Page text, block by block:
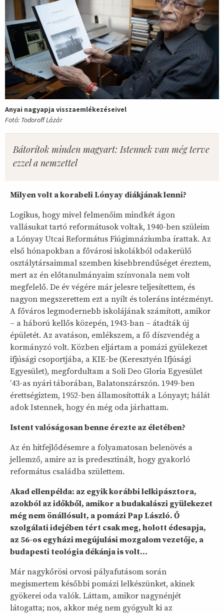
Anyai nagyapja visszaemlékezéseivel
Fotó: Todoroff Lázár
Bátorítok minden magyart: Istennek van még terve
ezzel a nemzettel
Milyen volt a korabeli Lónyay diákjának lenni?
Logikus, hogy mivel felmenőim mindkét ágon
vallásukat tartó reformátusok voltak, 1940-ben szüleim
a Lónyay Utcai Református Fiúgimnáziumba írattak. Az
első hónapokban a fővárosi iskolákból odakerülő
osztálytársaimmal szemben kisebbrendűséget éreztem,
mert az én előtanulmányaim színvonala nem volt
megfelelő. De év végére már jelesre teljesítettem, és
nagyon megszerettem ezt a nyílt és toleráns intézményt.
A főváros legmodernebb iskolájának számított, amikor
– a háború kellős közepén, 1943-ban – átadták új
épületét. Az avatáson, emlékszem, a fő díszvendég a
kormányzó volt. Közben eljártam a pomázi gyülekezet
ifjúsági csoportjába, a KIE-be (Keresztyén Ifjúsági
Egyesület), megfordultam a Soli Deo Gloria Egyesület
’43-as nyári táborában, Balatonszárszón. 1949-ben
érettségiztem, 1952-ben államosították a Lónyayt; hálát
adok Istennek, hogy én még oda járhattam.
Istent valóságosan benne érezte az életében?
Az én hitfejlődésemre a folyamatosan belenövés a
jellemző, amire az is predesztinált, hogy gyakorló
református családba születtem.
Akad ellenpélda: az egyik korábbi lelkipásztora,
azokból az időkből, amikor a budakalászi gyülekezet
még nem önállósult, a pomázi Pap László. Ő
szolgálati idejében tért csak meg, holott édesapja,
az 56-os egyházi megújulási mozgalom vezetője, a
budapesti teológia dékánja is volt…
Már nagykőrösi orvosi pályafutásom során
megismertem későbbi pomázi lelkészünket, akinek
gyökerei oda valók. Láttam, amikor nagynénjét
látogatta; nos, akkor még nem gyógyult ki az